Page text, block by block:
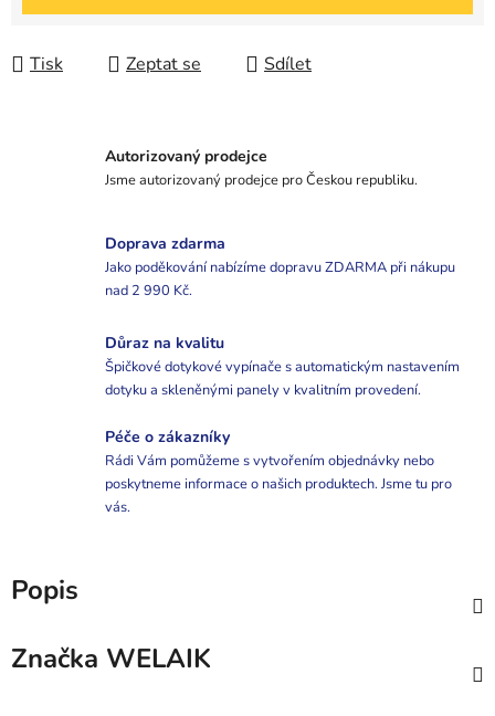
Tisk Zeptat se Sdílet
Autorizovaný prodejce
Jsme autorizovaný prodejce pro Českou republiku.
Doprava zdarma
Jako poděkování nabízíme dopravu ZDARMA při nákupu
nad 2 990 Kč.
Důraz na kvalitu
Špičkové dotykové vypínače s automatickým nastavením
dotyku a skleněnými panely v kvalitním provedení.
Péče o zákazníky
Rádi Vám pomůžeme s vytvořením objednávky nebo
poskytneme informace o našich produktech. Jsme tu pro
vás.
Popis
Značka WELAIK